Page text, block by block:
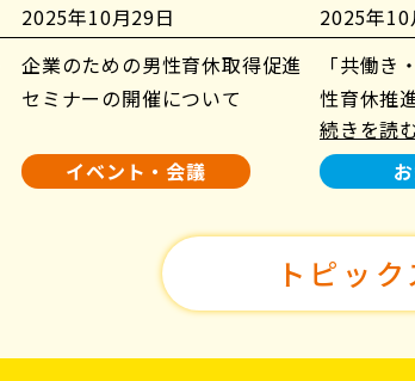
2025年10月29日
企業のための男性育休取得促進
セミナーの開催について
イベント・会議
2025年10
「共働き
性育休推
使用につい
続きを読
トピッ